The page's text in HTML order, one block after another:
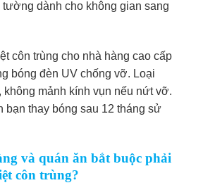
dành cho không gian sang
côn trùng cho nhà hàng cao cấp
bóng đèn UV chống vỡ. Loại
không mảnh kính vụn nếu nứt vỡ.
bạn thay bóng sau 12 tháng sử
và quán ăn bắt buộc phải
côn trùng?